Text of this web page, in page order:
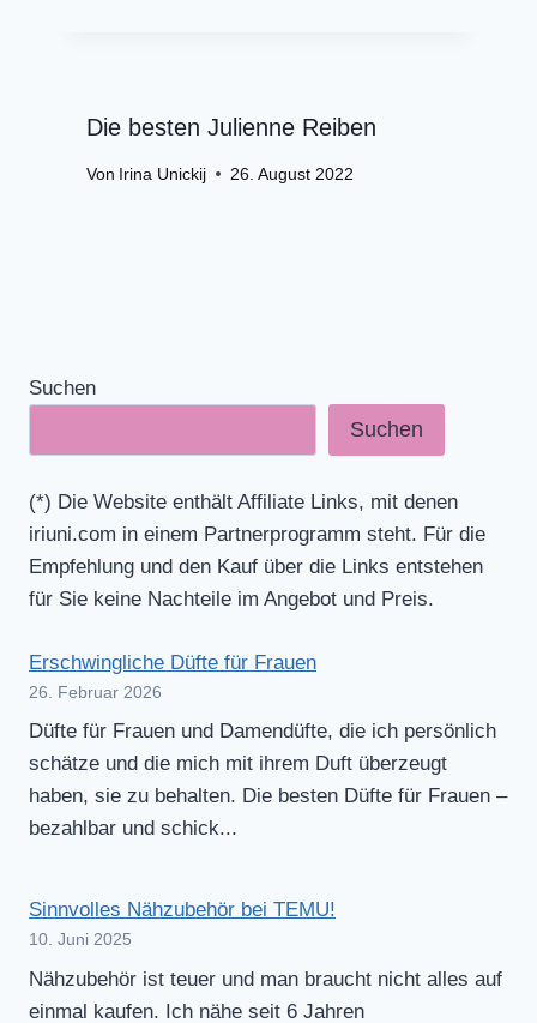
Die besten Julienne Reiben
Von Irina Unickij 26. August 2022
Suchen
Suchen
(*) Die Website enthält Affiliate Links, mit denen
iriuni.com in einem Partnerprogramm steht. Für die
Empfehlung und den Kauf über die Links entstehen
für Sie keine Nachteile im Angebot und Preis.
Erschwingliche Düfte für Frauen
26. Februar 2026
Düfte für Frauen und Damendüfte, die ich persönlich
schätze und die mich mit ihrem Duft überzeugt
haben, sie zu behalten. Die besten Düfte für Frauen –
bezahlbar und schick...
Sinnvolles Nähzubehör bei TEMU!
10. Juni 2025
Nähzubehör ist teuer und man braucht nicht alles auf
einmal kaufen. Ich nähe seit 6 Jahren